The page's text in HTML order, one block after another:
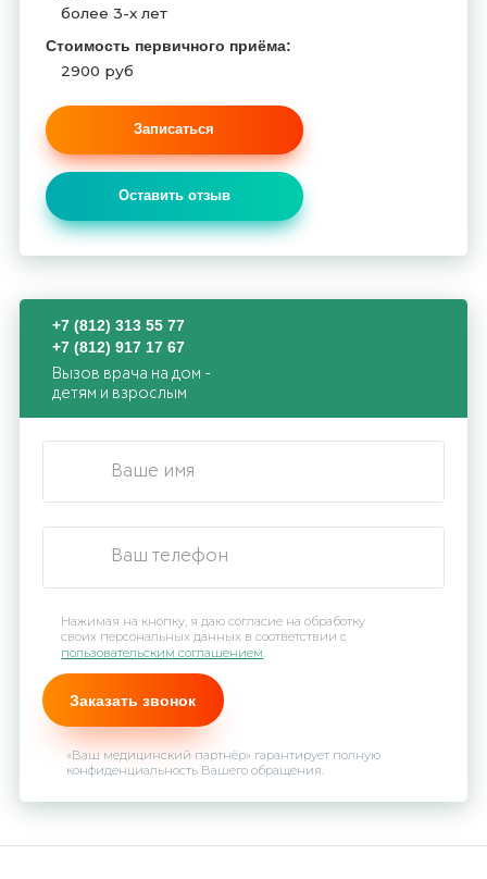
более 3-х лет
Стоимость первичного приёма:
2900 руб
Записаться
Оставить отзыв
+7 (812) 313 55 77
+7 (812) 917 17 67
Вызов врача на дом -
детям и взрослым
Нажимая на кнопку, я даю согласие на обработку
своих персональных данных в соответствии с
пользовательским соглашением.
«Ваш медицинский партнёр» гарантирует полную
конфиденциальность Вашего обращения.